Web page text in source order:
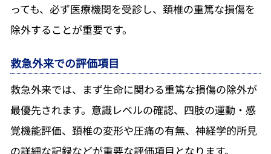
っても、必ず医療機関を受診し、頚椎の重篤な損傷を
除外することが重要です。
救急外来での評価項目
救急外来では、まず生命に関わる重篤な損傷の除外が
最優先されます。意識レベルの確認、四肢の運動・感
覚機能評価、頚椎の変形や圧痛の有無、神経学的所見
の詳細な記録などが重要な評価項目となります。